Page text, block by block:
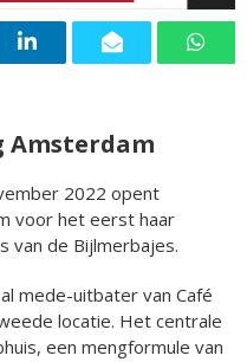
Amsterdam
2022 opent
voor het eerst haar
van de Bijlmerbajes.
mede-uitbater van Café
locatie. Het centrale
een mengformule van